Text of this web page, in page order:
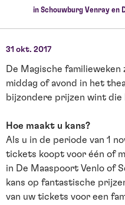
in Schouwburg Venray en
31 okt. 2017
De Magische
middag of avond in het
bijzondere prijzen wint die
Hoe maakt u kans?
Als u in de periode van 1
tickets koopt voor één of
in De Maaspoort Venlo of
kans op fantastische
van uw tickets voor een